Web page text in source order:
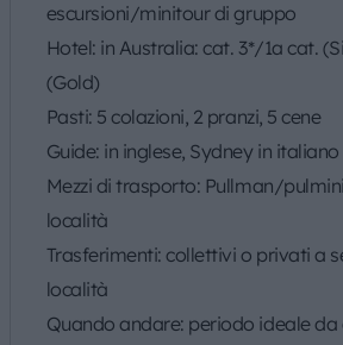
escursioni/minitour di gruppo
Hotel: in Australia: cat. 3*/1a cat.
(Gold)
Pasti: 5 colazioni, 2 pranzi, 5 cene
Guide: in inglese, Sydney in italiano
Mezzi di trasporto: Pullman/
località
Trasferimenti: collettivi o privati a
località
Quando andare: periodo ideale da